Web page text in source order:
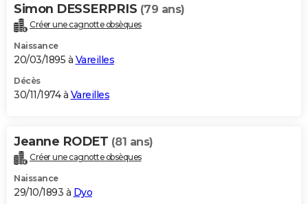
Simon DESSERPRIS (79 ans)
Créer une cagnotte obsèques
Naissance
20/03/1895 à Vareilles
Décès
30/11/1974 à Vareilles
Jeanne RODET (81 ans)
Créer une cagnotte obsèques
Naissance
29/10/1893 à Dyo